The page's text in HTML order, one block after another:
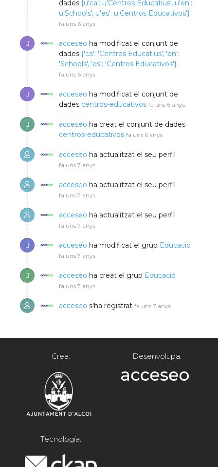
dades{u'ca': u'Centres Educatius', u'en':
u'Schools', u'es': u'Centros Educativos'}
fa uns 6 anys
acceseo ha modificat el conjunt de
dades{'ca': 'Centres Educatius', 'en':
'Schools', 'es': 'Centros Educativos'}
fa uns 6 anys
acceseo ha modificat el conjunt de
dades centros-educativos fa uns 6 anys
acceseo ha creat el conjunt de dades
centros-educativos fa uns 6 anys
acceseo ha actualitzat el seu perfil
fa uns 7 anys
acceseo ha actualitzat el seu perfil
fa uns 7 anys
acceseo ha actualitzat el seu perfil
fa uns 7 anys
acceseo ha modificat el grup Educació
fa uns 7 anys
acceseo ha creat el grup Educació
fa uns 7 anys
acceseo s'ha registratfa uns 7 anys
Crea: Desenvolupa:
Tecnología: